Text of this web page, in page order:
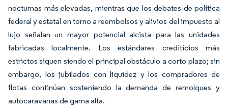
nocturnas más elevadas, mientras que los debates de política
federal y estatal en torno a reembolsos y alivios del impuesto al
lujo señalan un mayor potencial alcista para las unidades
fabricadas localmente. Los estándares crediticios más
estrictos siguen siendo el principal obstáculo a corto plazo; sin
embargo, los jubilados con liquidez y los compradores de
flotas continúan sosteniendo la demanda de remolques y
autocaravanas de gama alta.